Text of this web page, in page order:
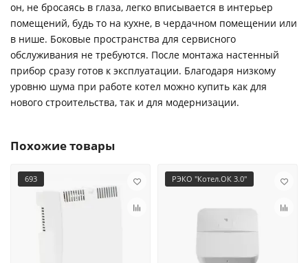
он, не бросаясь в глаза, легко вписывается в интерьер
помещений, будь то на кухне, в чердачном помещении или
в нише. Боковые пространства для сервисного
обслуживания не требуются. После монтажа настенный
прибор сразу готов к эксплуатации. Благодаря низкому
уровню шума при работе котел можно купить как для
нового строительства, так и для модернизации.
Похожие товары
693 РЭКО "Котел.ОК 3.0"